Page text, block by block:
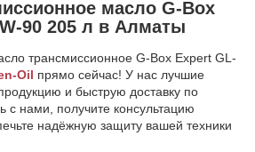
масло G-Box
90 205 л в Алматы
трансмиссионное G-Box Expert GL-
Oil прямо сейчас! У нас лучшие
и быструю доставку по
с нами, получите консультацию
надёжную защиту вашей техники